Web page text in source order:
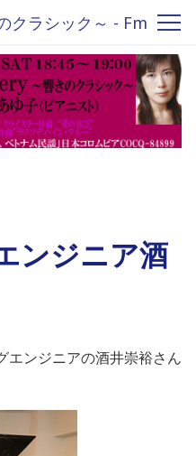
クラシック～ - Fm
ンジニア酒
エンジニアの酒井崇裕さん